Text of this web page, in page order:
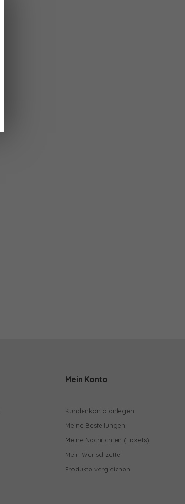
Mein Konto
Kundenkonto anlegen
Meine Bestellungen
Meine Nachrichten (Tickets)
Mein Wunschzettel
Produkte vergleichen